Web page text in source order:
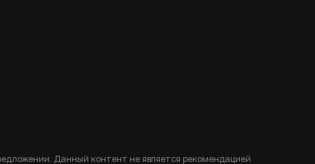
Данный контент не является рекомендацией